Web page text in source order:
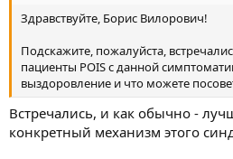
Здравствуйте, Борис Вилорович!
Подскажите, пожалуйста,
пациенты POIS c данной
выздоровление и что можете
Встречались, и как обычно -
конкретный механизм этого